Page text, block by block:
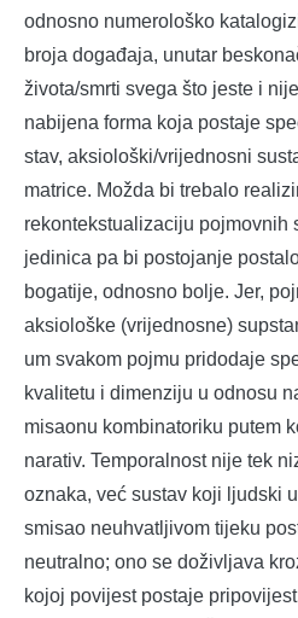
odnosno numerološko
broja događaja, unutar
života/smrti svega što jeste i
nabijena forma koja postaje
stav, aksiološki/vrijednosni
matrice. Možda bi trebalo
rekontekstualizaciju pojmovnih
jedinica pa bi postojanje
bogatije, odnosno bolje. Jer,
aksiološke (vrijednosne)
um svakom pojmu pridodaje
kvalitetu i dimenziju u odnosu
misaonu kombinatoriku putem
narativ. Temporalnost nije tek
oznaka, već sustav koji ljudski
smisao neuhvatljivom tijeku
neutralno; ono se doživljava
kojoj povijest postaje